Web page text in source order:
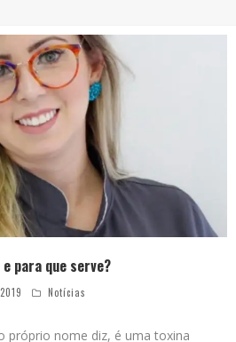
para que serve?
Notícias
próprio nome diz, é uma toxina